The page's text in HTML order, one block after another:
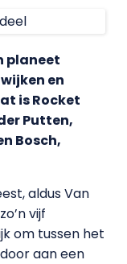
deel
planeet
en
is Rocket
Putten,
Bosch,
aldus Van
vijf
om tussen het
aan een